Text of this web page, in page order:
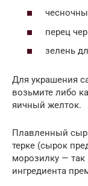
перец
зелень
Для украшения
возьмите либо
яичный желток.
Плавленный
терке (сырок
морозилку — так
ингредиента